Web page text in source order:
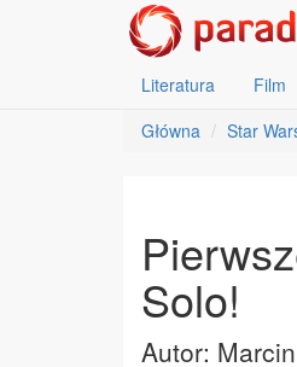
Literatura Film
Główna
Star
Solo!
Autor: